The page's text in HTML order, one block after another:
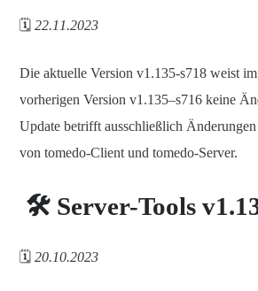
🗓️ 22.11.2023
Die aktuelle Version v1.135-s718 weist
vorherigen Version v1.135–s716 keine
Update betrifft ausschließlich
von tomedo-Client und tomedo-Server.
🛠️ Server-Tools
🗓️ 20.10.2023